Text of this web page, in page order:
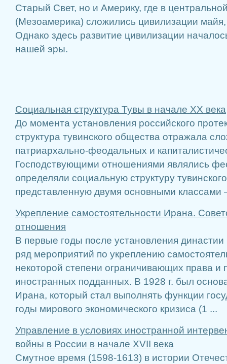
Старый Свет, но и Америку, где в
(Мезоамерика) сложились цивилизации майя,
Однако здесь развитие цивилизации
нашей эры.
Социальная структура Тувы в начале ХХ века
До момента установления российского
структура тувинского общества отражала
патриархально-феодальных и
Господствующими отношениями являлись
определяли социальную структуру
представленную двумя основными классами
Укрепление самостоятельности Ирана.
отношения
В первые годы после установления
ряд мероприятий по укреплению
некоторой степени ограничивающих права и
иностранных подданных. В 1928 г. был
Ирана, который стал выполнять функции
годы мирового экономического кризиса (1 ...
Управление в условиях иностранной
войны в России в начале XVII века
Смутное время (1598-1613) в истории